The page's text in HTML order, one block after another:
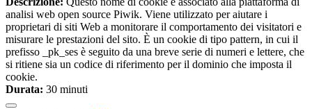
analisi web open source Piwik. Viene utilizzato per aiutare i
proprietari di siti Web a monitorare il comportamento dei visitatori e
misurare le prestazioni del sito. È un cookie di tipo pattern, in cui il
prefisso _pk_ses è seguito da una breve serie di numeri e lettere, che
si ritiene sia un codice di riferimento per il dominio che imposta il
cookie.
Durata: 30 minuti